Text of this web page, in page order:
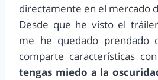
directamente en el mercado
Desde que he visto el
me he quedado prendado
comparte características
tengas miedo a la